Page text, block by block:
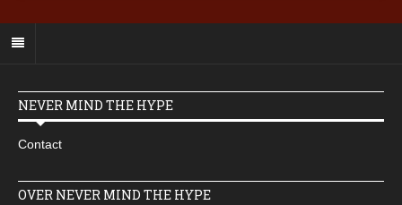
NEVER MIND THE HYPE
Contact
OVER NEVER MIND THE HYPE